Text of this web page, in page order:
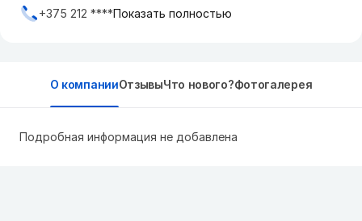
+375 212 ****Показать полностью
О компанииОтзывыЧто нового?Фотогалерея
Подробная информация не добавлена